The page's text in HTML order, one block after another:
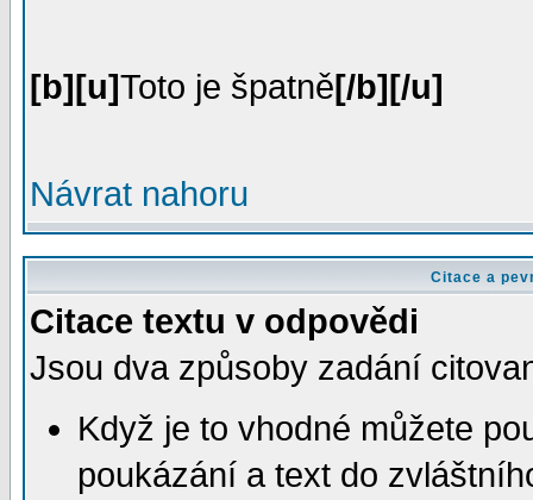
[b][u]Toto je špatně[/b][/u]
Návrat nahoru
Citace a
Citace textu v odpovědi
Jsou dva způsoby zadání
Když je to vhodné můžete
poukázání a text do